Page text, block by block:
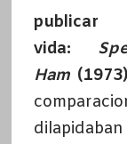
vida:
Ham